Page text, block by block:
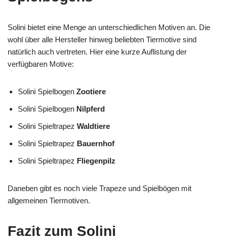
Solini bietet eine Menge an unterschiedlichen Motiven an. Die
wohl über alle Hersteller hinweg beliebten Tiermotive sind
natürlich auch vertreten. Hier eine kurze Auflistung der
verfügbaren Motive:
Solini Spielbogen Zootiere
Solini Spielbogen Nilpferd
Solini Spieltrapez Waldtiere
Solini Spieltrapez Bauernhof
Solini Spieltrapez Fliegenpilz
Daneben gibt es noch viele Trapeze und Spielbögen mit
allgemeinen Tiermotiven.
Fazit zum Solini